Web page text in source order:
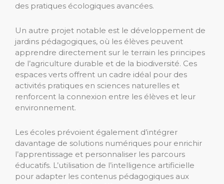
des pratiques écologiques avancées.
Un autre projet notable est le développement de
jardins pédagogiques, où les élèves peuvent
apprendre directement sur le terrain les principes
de l’agriculture durable et de la biodiversité. Ces
espaces verts offrent un cadre idéal pour des
activités pratiques en sciences naturelles et
renforcent la connexion entre les élèves et leur
environnement.
Les écoles prévoient également d’intégrer
davantage de solutions numériques pour enrichir
l’apprentissage et personnaliser les parcours
éducatifs. L’utilisation de l’intelligence artificielle
pour adapter les contenus pédagogiques aux